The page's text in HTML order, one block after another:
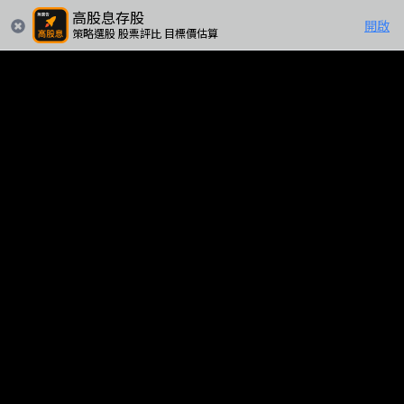
高股息存股
策略選股 股票評比 目標價估算 開啟